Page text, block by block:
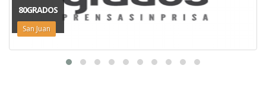
80GRADOS
San Juan